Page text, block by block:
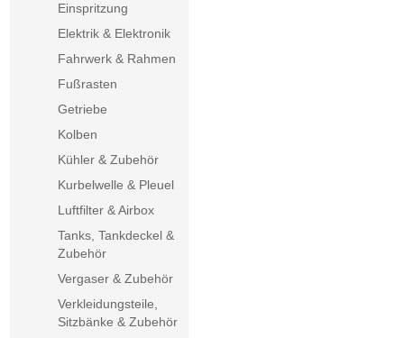
Einspritzung
Elektrik & Elektronik
Fahrwerk & Rahmen
Fußrasten
Getriebe
Kolben
Kühler & Zubehör
Kurbelwelle & Pleuel
Luftfilter & Airbox
Tanks, Tankdeckel &
Zubehör
Vergaser & Zubehör
Verkleidungsteile,
Sitzbänke & Zubehör